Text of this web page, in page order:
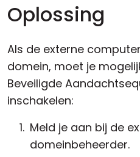
Oplossing
Als de externe
domein, moet je
Beveiligde
inschakelen:
Meld je aan bij de
domeinbeheerder.